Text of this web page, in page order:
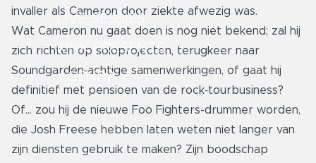
LIVE SESSIES
KINK PRESENTS
AGENDA
invaller als Cameron door ziekte afwezig was.
Wat Cameron nu gaat doen is nog niet bekend; zal hij
zich richten op soloprojecten, terugkeer naar
Soundgarden‑achtige samenwerkingen, of gaat hij
definitief met pensioen van de rock‑tourbusiness?
Of... zou hij de nieuwe Foo Fighters-drummer worden,
die Josh Freese hebben laten weten niet langer van
zijn diensten gebruik te maken? Zijn boodschap